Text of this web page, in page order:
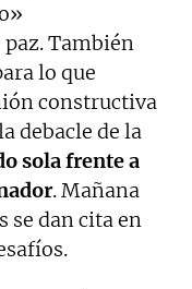
También
lo que
constructiva
debacle de la
sola frente a
. Mañana
se dan cita en